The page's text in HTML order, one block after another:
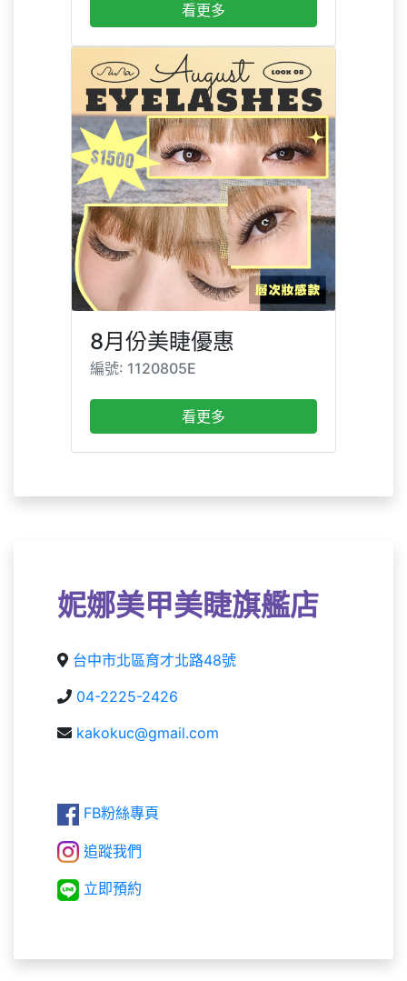
看更多
8月份美睫優惠
編號: 1120805E
看更多
妮娜美甲美睫旗艦店
台中市北區育才北路48號
04-2225-2426
kakokuc@gmail.com
FB粉絲專頁
追蹤我們
立即預約